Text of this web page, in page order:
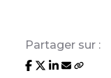
Partager sur :